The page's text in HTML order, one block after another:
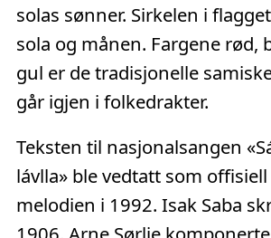
solas sønner. Sirkelen i
sola og månen. Fargene rød,
gul er de tradisjonelle
går igjen i folkedrakter.
Teksten til nasjonalsangen
lávlla» ble vedtatt som
melodien i 1992. Isak Saba